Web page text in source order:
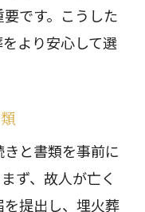
です。こうした
より安心して選
と書類を事前に
ず、故人が亡く
提出し、埋火葬